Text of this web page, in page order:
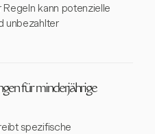
kann potenzielle
unbezahlter
für minderjährige
spezifische